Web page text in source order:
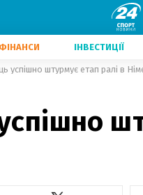
ФІНАНСИ ІНВЕСТИЦІЇ
успішно штурмує етап ралі в